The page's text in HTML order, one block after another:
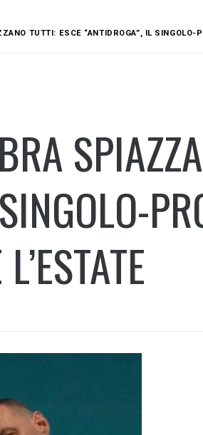
TUTTI: ESCE “ANTIDROGA”, IL SINGOLO-